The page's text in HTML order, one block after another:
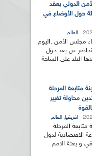
الدولي يعقد
حول الأوضاع في
العالم
مجلس الأمن ,اليوم
عن بعد حول
البلد على الساحة
متابعة المرحلة
تدين محاولة تغيير
افريقيا, العالم
متابعة المرحلة
الاقتصادية لدول
و بعثة الامم